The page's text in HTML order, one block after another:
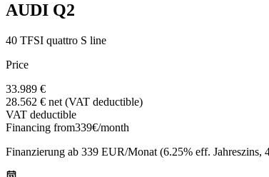
AUDI Q2
40 TFSI quattro S line
Price
33.989 €
28.562 € net (VAT deductible)
VAT deductible
Financing from339€/month
Finanzierung ab 339 EUR/Monat (6.25% eff.